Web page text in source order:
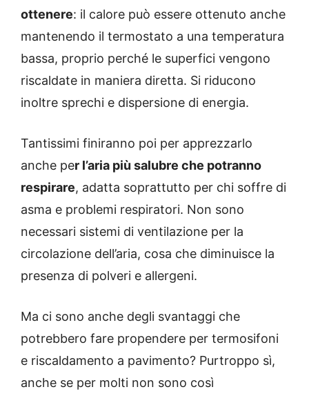
ottenere: il calore può essere ottenuto anche
mantenendo il termostato a una temperatura
bassa, proprio perché le superfici vengono
riscaldate in maniera diretta. Si riducono
inoltre sprechi e dispersione di energia.
Tantissimi finiranno poi per apprezzarlo
anche per l’aria più salubre che potranno
respirare, adatta soprattutto per chi soffre di
asma e problemi respiratori. Non sono
necessari sistemi di ventilazione per la
circolazione dell’aria, cosa che diminuisce la
presenza di polveri e allergeni.
Ma ci sono anche degli svantaggi che
potrebbero fare propendere per termosifoni
e riscaldamento a pavimento? Purtroppo sì,
anche se per molti non sono così